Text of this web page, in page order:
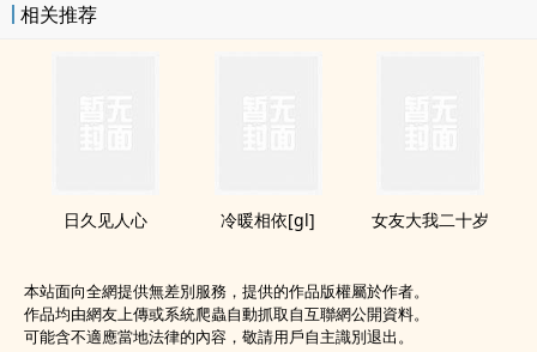
相关推荐
日久见人心 冷暖相依[gl] 女友大我二十岁
本站面向全網提供無差別服務，提供的作品版權屬於作者。
作品均由網友上傳或系統爬蟲自動抓取自互聯網公開資料。
可能含不適應當地法律的內容，敬請用戶自主識別退出。